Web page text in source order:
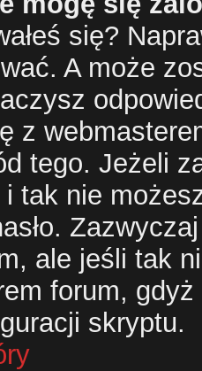
się?
A może
z
tego. Jeżeli
tak nie
ale jeśli tak
forum,
skryptu.